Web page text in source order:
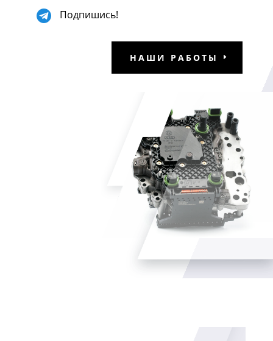
Подпишись!
НАШИ РАБОТЫ